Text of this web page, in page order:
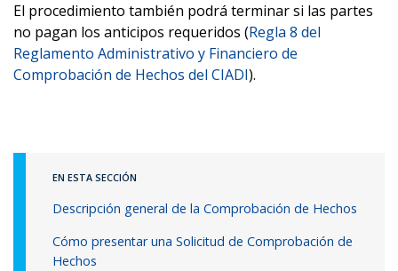
El procedimiento también podrá terminar si las partes
no pagan los anticipos requeridos (Regla 8 del
Reglamento Administrativo y Financiero de
Comprobación de Hechos del CIADI).
EN ESTA SECCIÓN
Descripción general de la Comprobación de Hechos
Cómo presentar una Solicitud de Comprobación de
Hechos